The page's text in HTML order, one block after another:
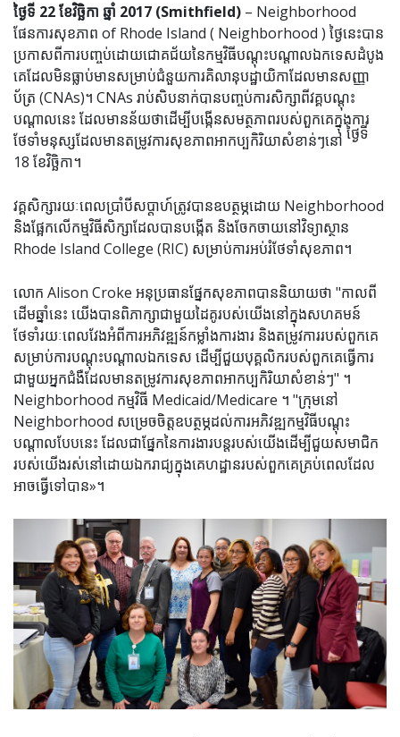
ថ្ងៃទី 22 ខែវិច្ឆិកា ឆ្នាំ 2017 (Smithfield) – Neighborhood
ផែនការសុខភាព of Rhode Island ( Neighborhood ) ថ្ងៃនេះបាន
ប្រកាសពីការបញ្ចប់ដោយជោគជ័យនៃកម្មវិធីបណ្តុះបណ្តាលឯកទេសដំបូង
គេដែលមិនធ្លាប់មានសម្រាប់ជំនួយការគិលានុបដ្ឋាយិកាដែលមានសញ្ញា
ប័ត្រ (CNAs)។ CNAs រាប់សិបនាក់បានបញ្ចប់ការសិក្សាពីវគ្គបណ្តុះ
បណ្តាលនេះ ដែលមានន័យថាដើម្បីបង្កើនសមត្ថភាពរបស់ពួកគេក្នុងការ
ថែទាំមនុស្សដែលមានតម្រូវការសុខភាពអាកប្បកិរិយាសំខាន់ៗនៅ ថ្ងៃទី
18 ខែវិច្ឆិកា។
វគ្គសិក្សារយៈពេលប្រាំបីសប្តាហ៍ត្រូវបានឧបត្ថម្ភដោយ Neighborhood
និងផ្អែកលើកម្មវិធីសិក្សាដែលបានបង្កើត និងចែកចាយនៅវិទ្យាស្ថាន
Rhode Island College (RIC) សម្រាប់ការអប់រំថែទាំសុខភាព។
លោក Alison Croke អនុប្រធានផ្នែកសុខភាពបាននិយាយថា "កាលពី
ដើមឆ្នាំនេះ យើងបានពិភាក្សាជាមួយដៃគូរបស់យើងនៅក្នុងសហគមន៍
ថែទាំរយៈពេលវែងអំពីការអភិវឌ្ឍន៍កម្លាំងការងារ និងតម្រូវការរបស់ពួកគេ
សម្រាប់ការបណ្តុះបណ្តាលឯកទេស ដើម្បីជួយបុគ្គលិករបស់ពួកគេធ្វើការ
ជាមួយអ្នកជំងឺដែលមានតម្រូវការសុខភាពអាកប្បកិរិយាសំខាន់ៗ" ។
Neighborhood កម្មវិធី Medicaid/Medicare ។ "ក្រុមនៅ
Neighborhood សម្រេច​ចិត្ត​ឧបត្ថម្ភ​ដល់​ការ​អភិវឌ្ឍ​កម្មវិធី​បណ្តុះ
បណ្តាល​បែប​នេះ ដែល​ជា​ផ្នែក​នៃ​ការងារ​បន្ត​របស់​យើង​ដើម្បី​ជួយ​សមាជិក​
របស់​យើង​រស់នៅ​ដោយ​ឯករាជ្យ​ក្នុង​គេហដ្ឋាន​របស់​ពួកគេ​គ្រប់​ពេល​ដែល​
អាច​ធ្វើ​ទៅ​បាន»។